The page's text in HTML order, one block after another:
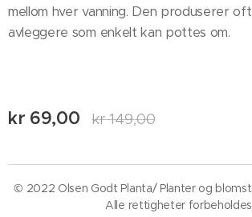
mellom hver vanning. Den produserer
avleggere som enkelt kan pottes om.
kr 69,00 kr149,00
© 2022 Olsen Godt Planta/ Planter og
Alle rettigheter